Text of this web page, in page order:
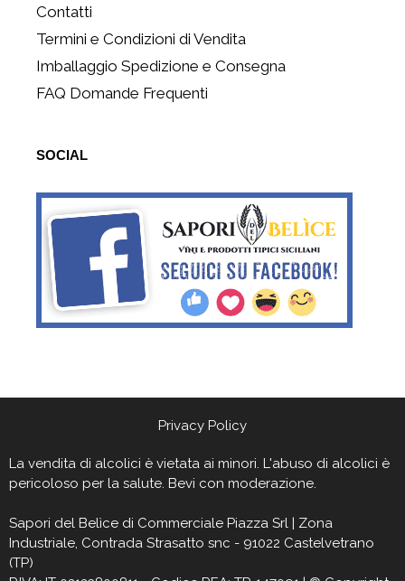
Contatti
Termini e Condizioni di Vendita
Imballaggio Spedizione e Consegna
FAQ Domande Frequenti
SOCIAL
Privacy Policy
La vendita di alcolici è vietata ai minori. L'abuso di alcolici è
pericoloso per la salute. Bevi con moderazione.
Sapori del Belìce di Commerciale Piazza Srl | Zona
Industriale, Contrada Strasatto snc - 91022 Castelvetrano
(TP)